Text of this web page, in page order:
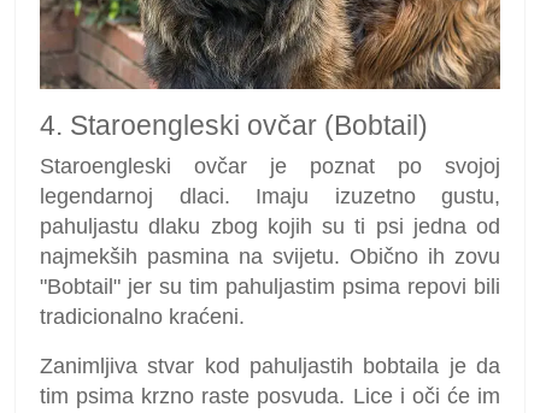
4. Staroengleski ovčar (Bobtail)
Staroengleski ovčar je poznat po svojoj
legendarnoj dlaci. Imaju izuzetno gustu,
pahuljastu dlaku zbog kojih su ti psi jedna od
najmekših pasmina na svijetu. Obično ih zovu
"Bobtail" jer su tim pahuljastim psima repovi bili
tradicionalno kraćeni.
Zanimljiva stvar kod pahuljastih bobtaila je da
tim psima krzno raste posvuda. Lice i oči će im